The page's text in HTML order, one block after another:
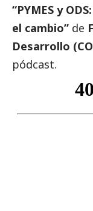
“PYMES y
el cambio” de
Desarrollo
pódcast.